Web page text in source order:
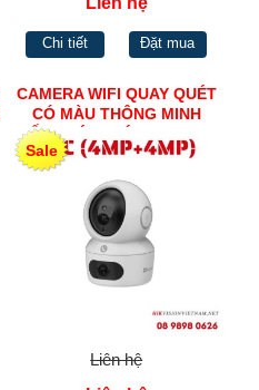
Chi tiết Đặt mua
CAMERA WIFI QUAY QUÉT
CÓ MÀU THÔNG MINH
ỐNG KÍNH KÉP TRONG
NHÀ EZVIZ H7C
Sale
Liên hệ